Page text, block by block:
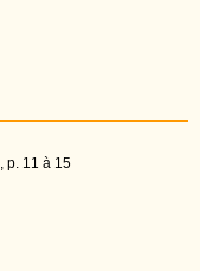
, «Introduction», p. 11 à 15